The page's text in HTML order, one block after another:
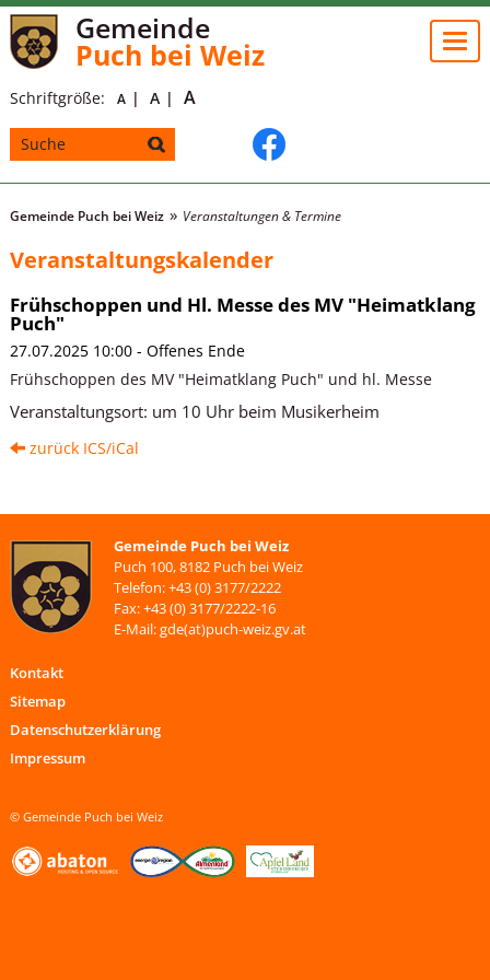
Gemeinde
Puch bei Weiz
Schriftgröße: A A A
Gemeinde Puch bei Weiz Veranstaltungen & Termine
Veranstaltungskalender
Frühschoppen und Hl. Messe des MV "Heimatklang
Puch"
27.07.2025 10:00 - Offenes Ende
Frühschoppen des MV "Heimatklang Puch" und hl. Messe
Veranstaltungsort: um 10 Uhr beim Musikerheim
zurück ICS/iCal
Gemeinde Puch bei Weiz
Puch 100, 8182 Puch bei Weiz
Telefon: +43 (0) 3177/2222
Fax: +43 (0) 3177/2222-16
E-Mail: gde(at)puch-weiz.gv.at
Kontakt
Sitemap
Datenschutzerklärung
Impressum
© Gemeinde Puch bei Weiz